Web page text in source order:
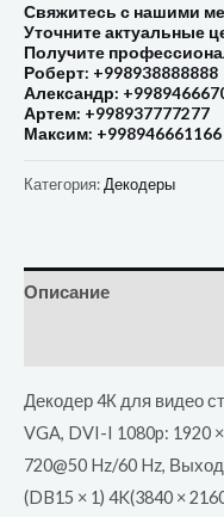
Свяжитесь с нашими
Уточните актуальные
Получите
Роберт: +998938888888
Александр:
Артем: +998937777277
Максим: +998946661166
Категория: Декодеры
Описание
Декодер 4К для видео
VGA, DVI-I 1080p: 1920
720@50 Hz/60 Hz,
(DB15 × 1) 4K(3840 ×